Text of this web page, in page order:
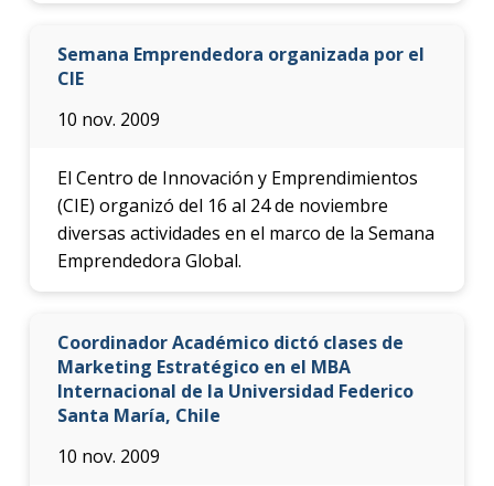
Semana Emprendedora organizada por el
CIE
10 nov. 2009
El Centro de Innovación y Emprendimientos
(CIE) organizó del 16 al 24 de noviembre
diversas actividades en el marco de la Semana
Emprendedora Global.
Coordinador Académico dictó clases de
Marketing Estratégico en el MBA
Internacional de la Universidad Federico
Santa María, Chile
10 nov. 2009